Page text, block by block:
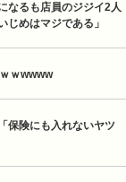
なるも店員のジジイ2人
めはマジである」
ｗwwww
保険にも入れないヤツ